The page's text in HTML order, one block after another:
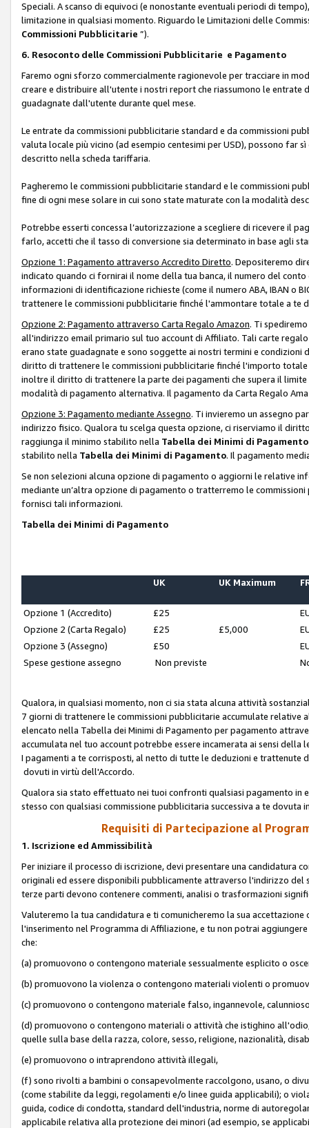
Speciali. A scanso di equivoci (e nonostante eventuali periodi di
limitazione in qualsiasi momento. Riguardo le Limitazioni delle
Commissioni Pubblicitarie ”).
6. Resoconto delle Commissioni Pubblicitarie e Pagamento
Faremo ogni sforzo commercialmente ragionevole per tracciare in
creare e distribuire all'utente i nostri report che riassumono le
guadagnate dall'utente durante quel mese.
Le entrate da commissioni pubblicitarie standard e da commissioni
valuta locale più vicino (ad esempio centesimi per USD), possono far
descritto nella scheda tariffaria.
Pagheremo le commissioni pubblicitarie standard e le commissioni
fine di ogni mese solare in cui sono state maturate con la modalità
Potrebbe esserti concessa l’autorizzazione a scegliere di ricevere il
farlo, accetti che il tasso di conversione sia determinato in base agli
Opzione 1: Pagamento attraverso Accredito Diretto. Depositeremo
indicato quando ci fornirai il nome della tua banca, il numero del
informazioni di identificazione richieste (come il numero ABA, IBAN o
trattenere le commissioni pubblicitarie finché l'ammontare totale a
Opzione 2: Pagamento attraverso Carta Regalo Amazon. Ti
all'indirizzo email primario sul tuo account di Affiliato. Tali carte
erano state guadagnate e sono soggette ai nostri termini e
diritto di trattenere le commissioni pubblicitarie finché l'importo
inoltre il diritto di trattenere la parte dei pagamenti che supera il
modalità di pagamento alternativa. Il pagamento da Carta Regalo
Opzione 3: Pagamento mediante Assegno. Ti invieremo un assegno
indirizzo fisico. Qualora tu scelga questa opzione, ci riserviamo il
raggiunga il minimo stabilito nella Tabella dei Minimi di Pagamento
stabilito nella Tabella dei Minimi di Pagamento. Il pagamento
Se non selezioni alcuna opzione di pagamento o aggiorni le relative
mediante un’altra opzione di pagamento o tratterremo le
fornisci tali informazioni.
Tabella dei Minimi di Pagamento
UK UK Maximum
Opzione 1 (Accredito) £25
Opzione 2 (Carta Regalo)
£25 £5,000
Opzione 3 (Assegno)
£50
Spese gestione assegno
Non previste
Qualora, in qualsiasi momento, non ci sia stata alcuna attività
7 giorni di trattenere le commissioni pubblicitarie accumulate
elencato nella Tabella dei Minimi di Pagamento per pagamento
accumulata nel tuo account potrebbe essere incamerata ai sensi
I pagamenti a te corrisposti, al netto di tutte le deduzioni e trattenute
dovuti in virtù dell'Accordo.
Qualora sia stato effettuato nei tuoi confronti qualsiasi pagamento in
stesso con qualsiasi commissione pubblicitaria successiva a te dovuta
Requisiti di Partecipazione al
1. Iscrizione ed Ammissibilità
Per iniziare il processo di iscrizione, devi presentare una candidatura
originali ed essere disponibili pubblicamente attraverso l'indirizzo
terze parti devono contenere commenti, analisi o trasformazioni
Valuteremo la tua candidatura e ti comunicheremo la sua
l'inserimento nel Programma di Affiliazione, e tu non potrai
che:
(a) promuovono o contengono materiale sessualmente esplicito o
(b) promuovono la violenza o contengono materiali violenti o
(c) promuovono o contengono materiale falso, ingannevole,
(d) promuovono o contengono materiali o attività che istighino
quelle sulla base della razza, colore, sesso, religione, nazionalità,
(e) promuovono o intraprendono attività illegali,
(f) sono rivolti a bambini o consapevolmente raccolgono, usano, o
(come stabilite da leggi, regolamenti e/o linee guida applicabili); o
guida, codice di condotta, standard dell'industria, norme di
applicabile relativa alla protezione dei minori (ad esempio, se